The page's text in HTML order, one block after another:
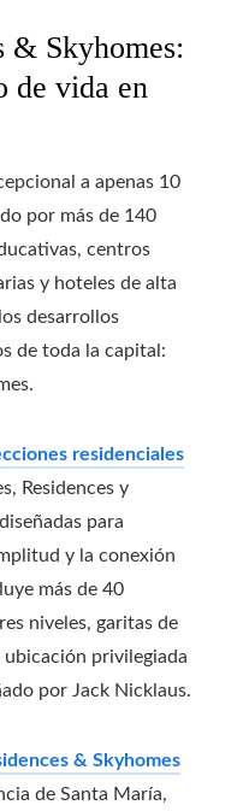
& Skyhomes:
de vida en
a apenas 10
por más de 140
centros
y hoteles de alta
desarrollos
de toda la capital:
residenciales
Residences y
para
y la conexión
más de 40
niveles, garitas de
privilegiada
por Jack Nicklaus.
& Skyhomes
de Santa María,